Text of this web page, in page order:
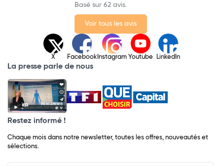
Basé sur 62 avis.
Voir tous les avis
X Facebook Instagram Youtube LinkedIn
La presse parle de nous
Restez informé !
Chaque mois dans notre newsletter, toutes les offres, nouveautés et
sélections.
Input